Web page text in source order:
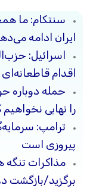
سنتکام: ما
ایران ادامه
اسرائیل:
اقدام
حمله دوباره
را نهایی
ترامپ:
پیروزی است
مذاکرات تنگه
برگزید/بازگشت